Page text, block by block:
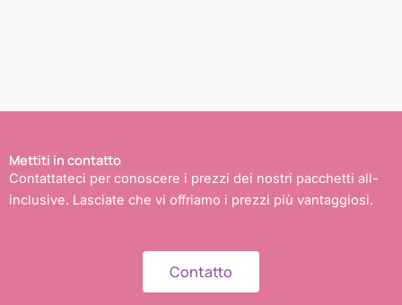
Mettiti in contatto
Contattateci per conoscere i prezzi dei nostri pacchetti all-
inclusive. Lasciate che vi offriamo i prezzi più vantaggiosi.
Contatto